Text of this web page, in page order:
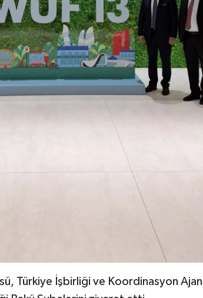
Türkiye İşbirliği ve Koordinasyon